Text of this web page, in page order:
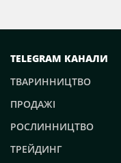
TELEGRAM КАНАЛИ
ТВАРИННИЦТВО
ПРОДАЖІ
РОСЛИННИЦТВО
ТРЕЙДИНГ